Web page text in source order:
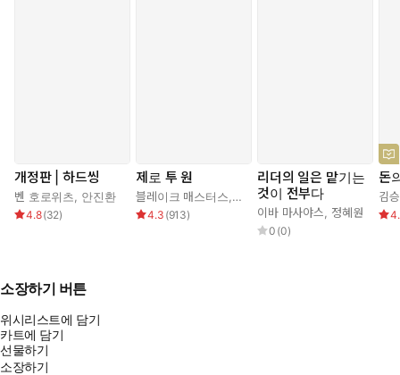
개정판 | 하드씽
벤 호로위츠 안진환
4.8(32)
제로 투 원
블레이크 매스터스 피터 틸, 이지연
4.3 (913)
리더의 일은 맡기는
것이 전부다
이바 마사야스 정혜원
0 (0)
돈
김
소장하기 버튼
위시리스트에 담기
카트에 담기
선물하기
소장하기